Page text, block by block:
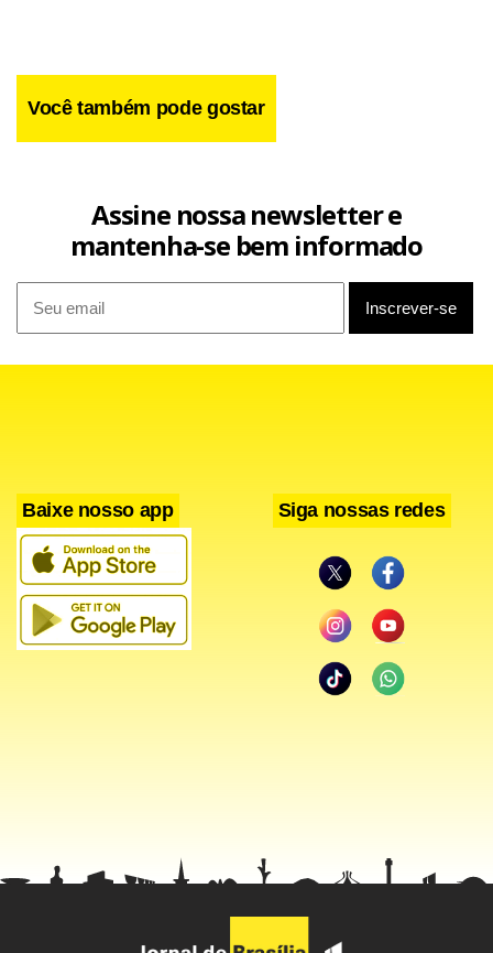
Colet
Kipling
VR
Coletivo
C&A
» Assista a vídeos do primeiro dia do desfile
Você também pode gostar
Assine nossa newsletter e
mantenha-se bem informado
Baixe nosso app Siga nossas redes